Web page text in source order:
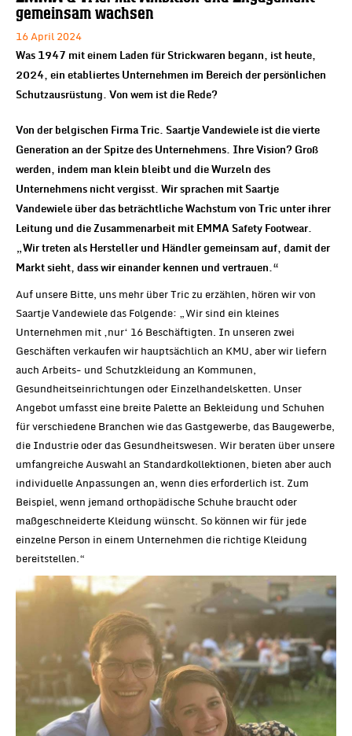
gemeinsam wachsen
16 April 2024
Was 1947 mit einem Laden für Strickwaren begann, ist heute,
2024, ein etabliertes Unternehmen im Bereich der persönlichen
Schutzausrüstung. Von wem ist die Rede?
Von der belgischen Firma Tric. Saartje Vandewiele ist die vierte
Generation an der Spitze des Unternehmens. Ihre Vision? Groß
werden, indem man klein bleibt und die Wurzeln des
Unternehmens nicht vergisst. Wir sprachen mit Saartje
Vandewiele über das beträchtliche Wachstum von Tric unter ihrer
Leitung und die Zusammenarbeit mit EMMA Safety Footwear.
„Wir treten als Hersteller und Händler gemeinsam auf, damit der
Markt sieht, dass wir einander kennen und vertrauen.“
Auf unsere Bitte, uns mehr über Tric zu erzählen, hören wir von
Saartje Vandewiele das Folgende: „Wir sind ein kleines
Unternehmen mit ‚nur‘ 16 Beschäftigten. In unseren zwei
Geschäften verkaufen wir hauptsächlich an KMU, aber wir liefern
auch Arbeits- und Schutzkleidung an Kommunen,
Gesundheitseinrichtungen oder Einzelhandelsketten. Unser
Angebot umfasst eine breite Palette an Bekleidung und Schuhen
für verschiedene Branchen wie das Gastgewerbe, das Baugewerbe,
die Industrie oder das Gesundheitswesen. Wir beraten über unsere
umfangreiche Auswahl an Standardkollektionen, bieten aber auch
individuelle Anpassungen an, wenn dies erforderlich ist. Zum
Beispiel, wenn jemand orthopädische Schuhe braucht oder
maßgeschneiderte Kleidung wünscht. So können wir für jede
einzelne Person in einem Unternehmen die richtige Kleidung
bereitstellen.“